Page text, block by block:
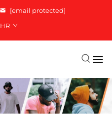
[email protected]
HR